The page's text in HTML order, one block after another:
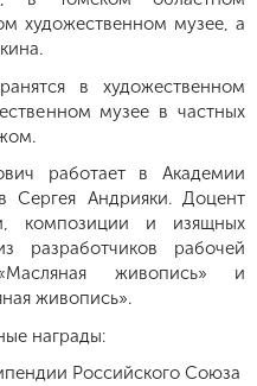
художественном музее, а
в художественном
музее в частных
работает в Академии
Сергея Андрияки. Доцент
композиции и изящных
разработчиков рабочей
живопись» и
живопись».
награды:
Российского Союза